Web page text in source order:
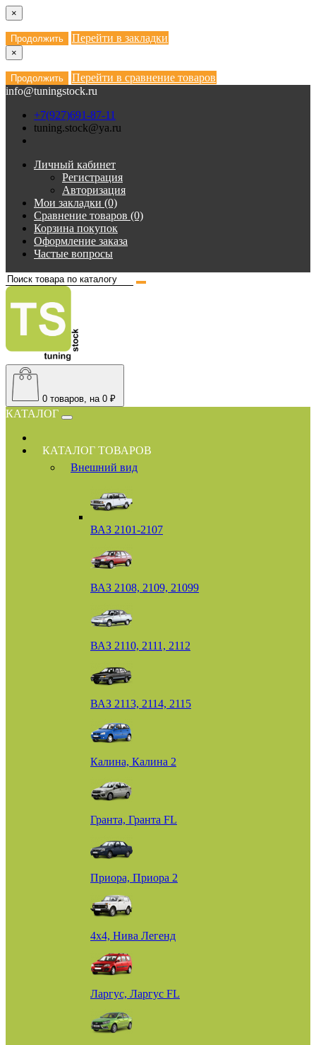
×
Продолжить Перейти в закладки
×
Продолжить
Перейти в сравнение товаров
info@tuningstock.ru
+7(927)691-87-11
tuning.stock@ya.ru
Личный кабинет
Регистрация
Авторизация
Мои закладки (0)
Сравнение товаров (0)
Корзина покупок
Оформление заказа
Частые вопросы
0 товаров, на 0 ₽
КАТАЛОГ
КАТАЛОГ ТОВАРОВ
Внешний вид
ВАЗ 2101-2107
ВАЗ 2108, 2109, 21099
ВАЗ 2110, 2111, 2112
ВАЗ 2113, 2114, 2115
Калина, Калина 2
Гранта, Гранта FL
Приора, Приора 2
4х4, Нива Легенд
Ларгус, Ларгус FL